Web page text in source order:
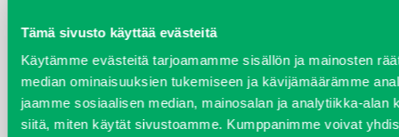
Tämä sivusto käyttää evästeitä
Käytämme evästeitä tarjoamamme sisällön ja mainosten
median ominaisuuksien tukemiseen ja kävijämäärämme
jaamme sosiaalisen median, mainosalan ja analytiikka-alan
siitä, miten käytät sivustoamme. Kumppanimme voivat
huhtikuu 2019
helmikuu 2019
elokuu 2018